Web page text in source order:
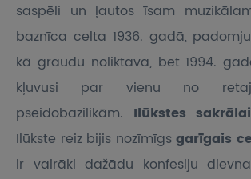
saspēli un ļautos īsam
baznīca celta 1936. gadā,
kā graudu noliktava, bet 1994.
kļuvusi par vienu no
pseidobazilikām. Ilūkstes
Ilūkste reiz bijis nozīmīgsgarīgais
ir vairāki dažādu konfesiju